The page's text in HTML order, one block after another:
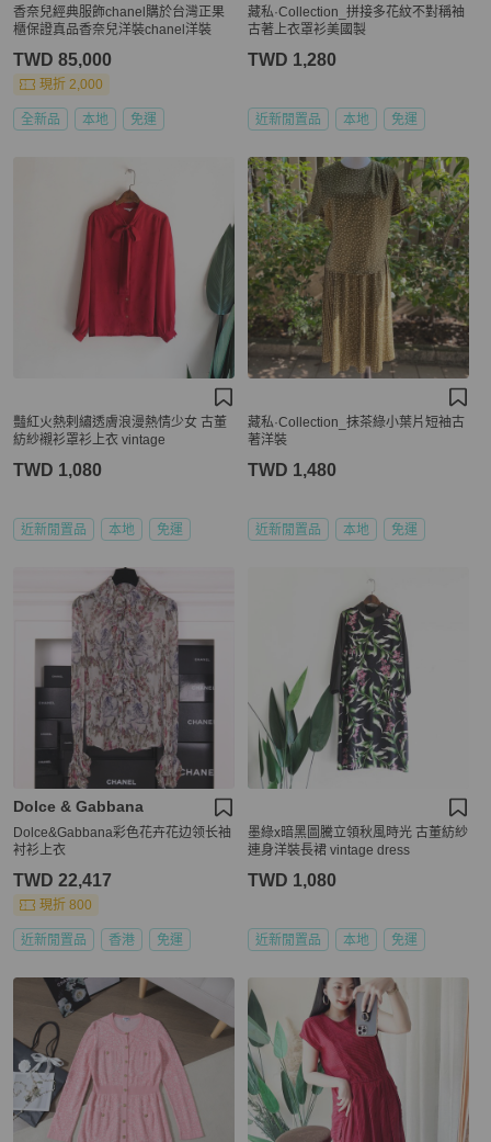
香奈兒經典服飾chanel購於台灣正果
櫃保證真品香奈兒洋裝chanel洋裝
TWD 85,000
現折 2,000
全新品 本地 免運
藏私·Collection_拼接多花紋不對稱袖
古著上衣罩衫美國製
TWD 1,280
近新閒置品 本地 免運
豔紅火熱剌繡透膚浪漫熱情少女 古董
紡紗襯衫罩衫上衣 vintage
TWD 1,080
近新閒置品 本地 免運
藏私·Collection_抹茶綠小葉片短袖古
著洋裝
TWD 1,480
近新閒置品 本地 免運
Dolce & Gabbana
Dolce&Gabbana彩色花卉花边领长袖
衬衫上衣
TWD 22,417
現折 800
近新閒置品 香港 免運
墨綠x暗黑圖騰立領秋風時光 古董紡紗
連身洋裝長裙 vintage dress
TWD 1,080
近新閒置品 本地 免運